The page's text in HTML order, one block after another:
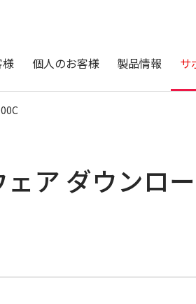
個人のお客様 製品情報 サ
ア ダウンロ